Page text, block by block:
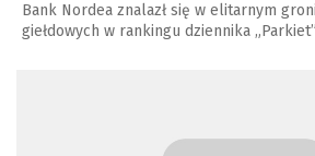
Bank Nordea znalazł się w elitarnym
giełdowych w rankingu dziennika